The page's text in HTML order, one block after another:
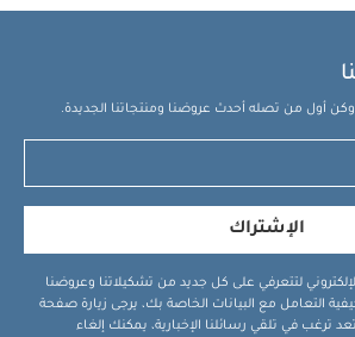
وكن أول من تصله أحدث عروضنا ومنتجاتنا الجديدة.
الإشتراك
لتتعرفي على كل جديد من تشكيلاتنا وعروضنا
التعامل مع البيانات الخاصة بك، يرجى زيارة صفحة
تعد ترغب في تلقي رسائلنا الإخبارية، يمكنك إلغاء